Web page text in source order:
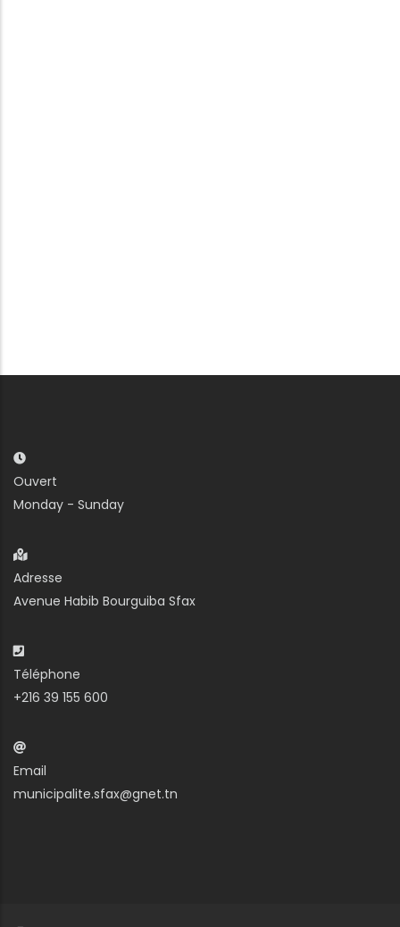
Ouvert
Monday - Sunday
Adresse
Avenue Habib Bourguiba Sfax
Téléphone
+216 39 155 600
Email
municipalite.sfax@gnet.tn